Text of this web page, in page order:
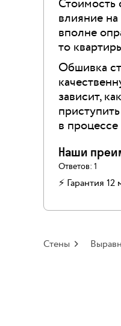
Стоимость
влияние
вполне
то
Обшивка
зависит,
в
Наши
Ответов: 1
⚡ Гарантия 12
Стены